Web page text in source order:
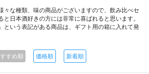
々な種類、味の商品がございますので、飲み比べセ
と日本酒好きの方には非常に喜ばれると思います。
という表記がある商品は、ギフト用の箱に入れて発
すめ順 価格順 新着順